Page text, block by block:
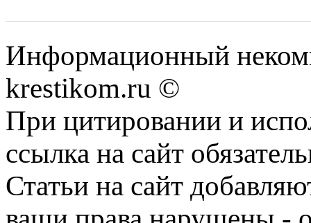
Информационный
krestikom.ru ©
При цитировании и
ссылка на сайт
Статьи на сайт